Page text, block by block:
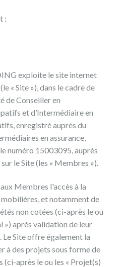
:
exploite le site internet
(le « Site »), dans le cadre de
de Conseiller en
et d’Intermédiaire en
enregistré auprès du
en assurance,
numéro 15003095, auprès
le Site (les « Membres »).
Membres l'accès à la
et notamment de
non cotées (ci-après le ou
») après validation de leur
Site offre également la
à des projets sous forme de
après le ou les « Projet(s)